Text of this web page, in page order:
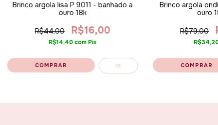
Brinco argola lisa P 9011 - banhado a
ouro 18k
R$44,00 R$16,00
R$14,40comPix
Brinco argola
ouro
R$79,00